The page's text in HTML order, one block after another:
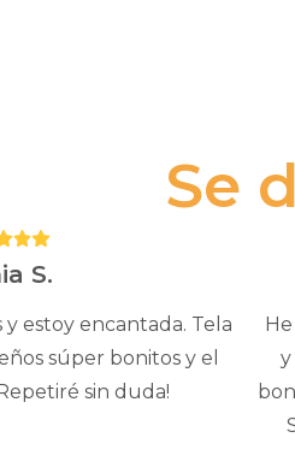
Se
S.
estoy encantada. Tela
súper bonitos y el
sin duda!
y